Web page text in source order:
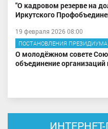
"О кадровом резерве на
Иркутского
19 февраля 2026 08:00
ПОСТАНОВЛЕНИЯ
О молодёжном совете
объединение